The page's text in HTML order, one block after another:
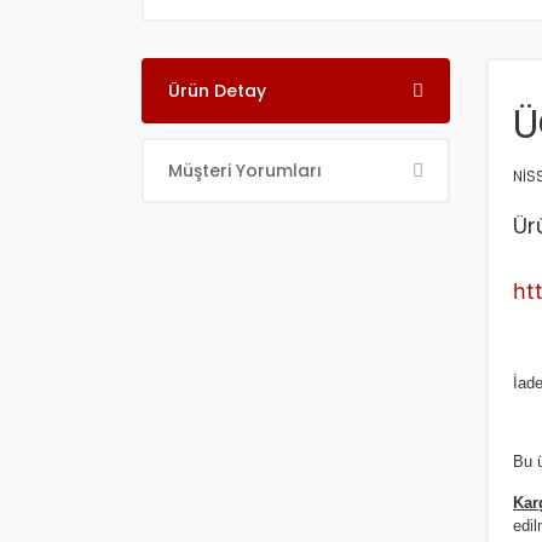
Ürün Detay
Müşteri Yorumları
Bu